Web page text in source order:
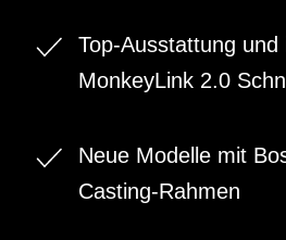
Top-Ausstattung
MonkeyLink 2.0
Neue Modelle mit
Casting-Rahmen